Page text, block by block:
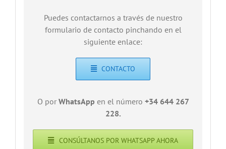
Puedes contactarnos a través de nuestro
formulario de contacto pinchando en el
siguiente enlace:
CONTACTO
O por WhatsApp en el número +34 644 267
228.
CONSÚLTANOS POR WHATSAPP AHORA